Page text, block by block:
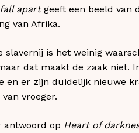
apartgeeft een beeld van
van Afrika.
slavernij is het weinig
dat maakt de zaak niet.
en er zijn duidelijk nieuwe
vroeger.
op Heart of